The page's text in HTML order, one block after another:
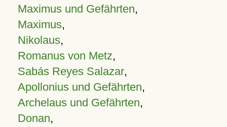
Maximus und Gefährten,
Maximus,
Nikolaus,
Romanus von Metz,
Sabás Reyes Salazar,
Apollonius und Gefährten,
Archelaus und Gefährten,
Donan,